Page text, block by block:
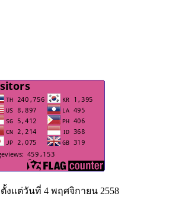
งแต่วันที่ 4 พฤศจิกายน 2558